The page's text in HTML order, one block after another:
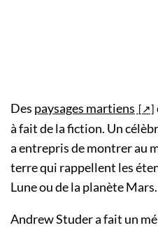
Des paysages martiens
à fait de la fiction. Un
a entrepris de montrer au
terre qui rappellent les
Lune ou de la planète Mars.
Andrew Studer a fait un